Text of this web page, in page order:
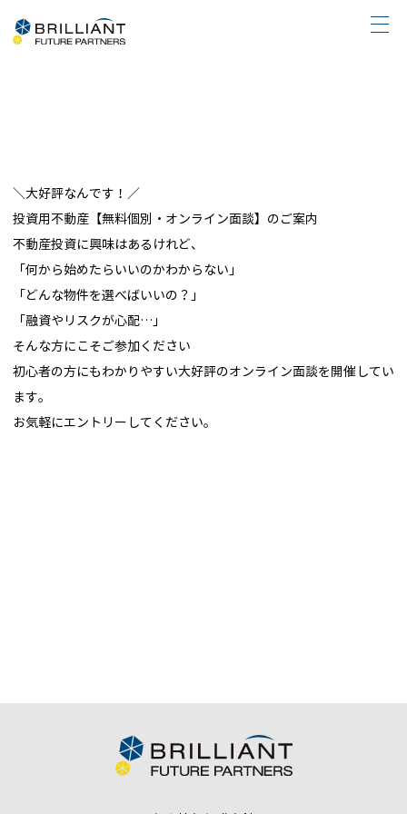
＼大好評なんです！／
投資用不動産【無料個別・オンライン面談】のご案内
不動産投資に興味はあるけれど、
「何から始めたらいいのかわからない」
「どんな物件を選べばいいの？」
「融資やリスクが心配…」
そんな方にこそご参加ください
初心者の方にもわかりやすい大好評のオンライン面談を開催してい
ます。
お気軽にエントリーしてください。